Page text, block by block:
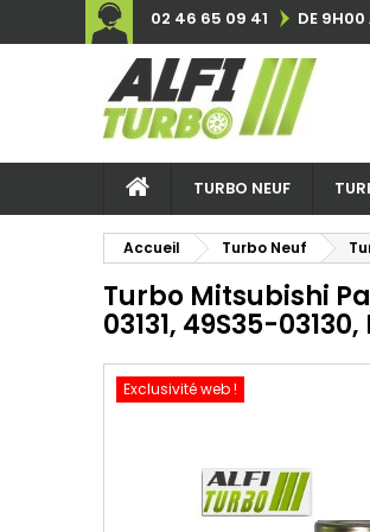
02 46 65 09 41 DE 9H00
TURBO NEUF
Accueil Turbo Neuf
Turbo Mitsubishi
03131, 49S35-
Exclusivité web !